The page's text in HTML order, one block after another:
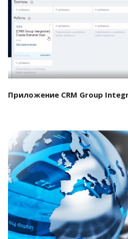
Смотреть
Приложение CRM Group
Смотреть